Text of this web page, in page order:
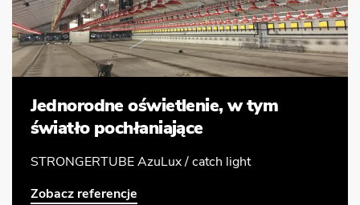
Jednorodne oświetlenie, w tym
światło pochłaniające
STRONGERTUBE AzuLux / catch light
Zobacz referencje